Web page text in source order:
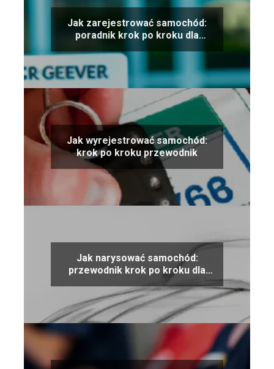
Jak zarejestrować samochód:
poradnik krok po kroku dla
Jak wyrejestrować samochód:
krok po kroku przewodnik
Jak narysować samochód:
przewodnik krok po kroku dla